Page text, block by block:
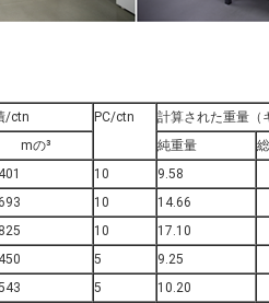
/ctn PC/ctn
計算された重量（
mの³ 純重量
10
9.58
10
14.66
10
17.10
5
9.25
5
10.20